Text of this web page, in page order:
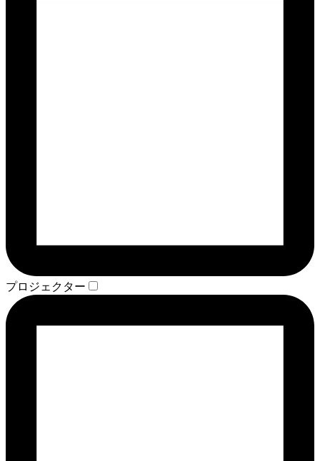
プロジェクター